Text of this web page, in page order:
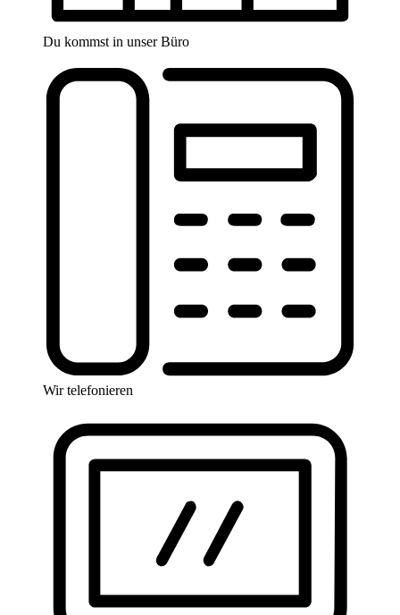
Du kommst in unser Büro
Wir telefonieren